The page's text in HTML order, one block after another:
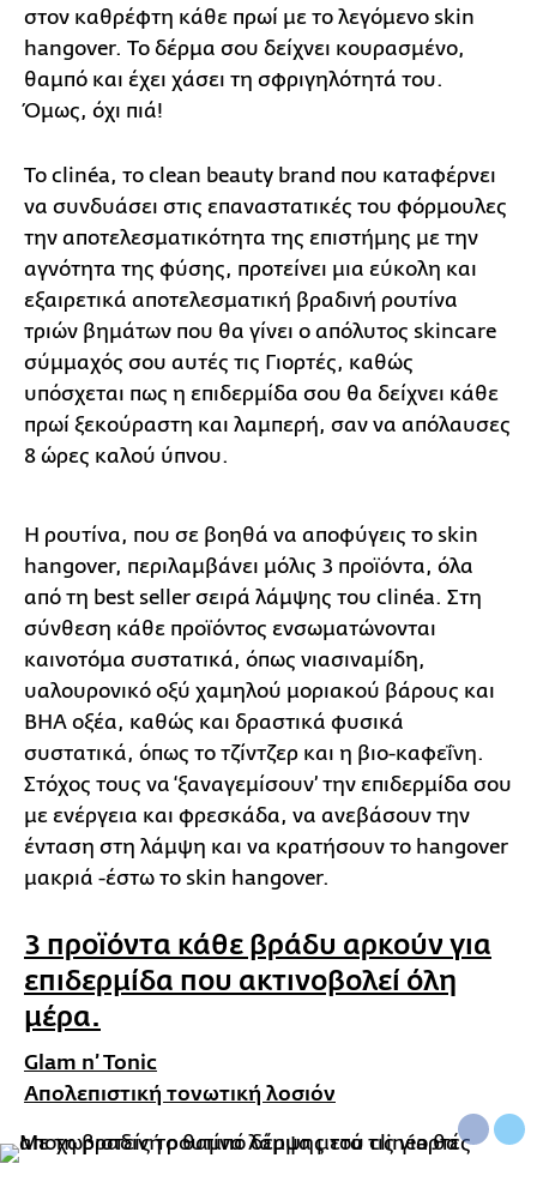
στον καθρέφτη κάθε πρωί με το λεγόμενο skin
hangover. Το δέρμα σου δείχνει κουρασμένο,
θαμπό και έχει χάσει τη σφριγηλότητά του.
Όμως, όχι πιά!
Το clinéa, το clean beauty brand που καταφέρνει
να συνδυάσει στις επαναστατικές του φόρμουλες
την αποτελεσματικότητα της επιστήμης με την
αγνότητα της φύσης, προτείνει μια εύκολη και
εξαιρετικά αποτελεσματική βραδινή ρουτίνα
τριών βημάτων που θα γίνει o απόλυτος skincare
σύμμαχός σου αυτές τις Γιορτές, καθώς
υπόσχεται πως η επιδερμίδα σου θα δείχνει κάθε
πρωί ξεκούραστη και λαμπερή, σαν να απόλαυσες
8 ώρες καλού ύπνου.
Η ρουτίνα, που σε βοηθά να αποφύγεις το skin
hangover, περιλαμβάνει μόλις 3 προϊόντα, όλα
από τη best seller σειρά λάμψης του clinéa. Στη
σύνθεση κάθε προϊόντος ενσωματώνονται
καινοτόμα συστατικά, όπως νιασιναμίδη,
υαλουρονικό οξύ χαμηλού μοριακού βάρους και
BHA οξέα, καθώς και δραστικά φυσικά
συστατικά, όπως το τζίντζερ και η βιο-καφεΐνη.
Στόχος τους να ‘ξαναγεμίσουν’ την επιδερμίδα σου
με ενέργεια και φρεσκάδα, να ανεβάσουν την
ένταση στη λάμψη και να κρατήσουν το hangover
μακριά -έστω το skin hangover.
3 προϊόντα κάθε βράδυ αρκούν για
επιδερμίδα που ακτινοβολεί όλη
μέρα.
Glam n’ Tonic
Απολεπιστική τονωτική λοσιόν